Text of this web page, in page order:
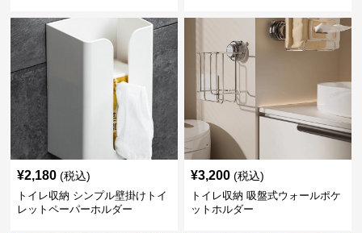
¥2,180 (税込)
トイレ収納 シンプル壁掛けトイ
レットペーパーホルダー
¥3,200 (税込)
トイレ収納 吸盤式ウォールポケ
ットホルダー